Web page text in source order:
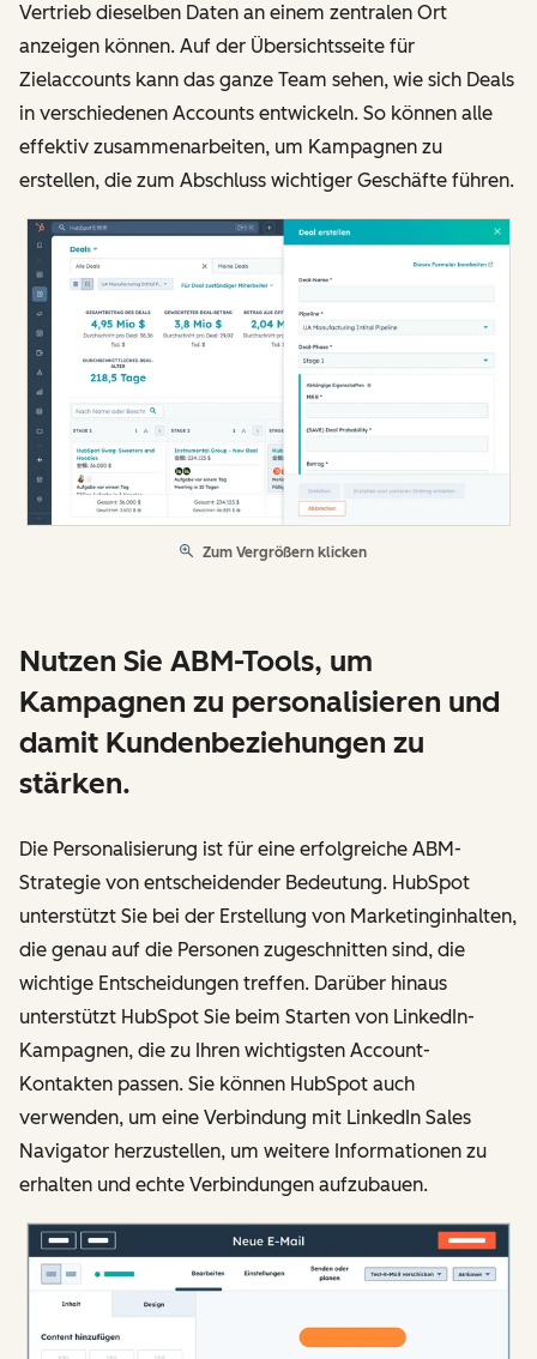
Vertrieb dieselben Daten an einem zentralen Ort
anzeigen können. Auf der Übersichtsseite für
Zielaccounts kann das ganze Team sehen, wie sich Deals
in verschiedenen Accounts entwickeln. So können alle
effektiv zusammenarbeiten, um Kampagnen zu
erstellen, die zum Abschluss wichtiger Geschäfte führen.
Zum Vergrößern klicken
Nutzen Sie ABM-Tools, um
Kampagnen zu personalisieren und
damit Kundenbeziehungen zu
stärken.
Die Personalisierung ist für eine erfolgreiche ABM-
Strategie von entscheidender Bedeutung. HubSpot
unterstützt Sie bei der Erstellung von Marketinginhalten,
die genau auf die Personen zugeschnitten sind, die
wichtige Entscheidungen treffen. Darüber hinaus
unterstützt HubSpot Sie beim Starten von LinkedIn-
Kampagnen, die zu Ihren wichtigsten Account-
Kontakten passen. Sie können HubSpot auch
verwenden, um eine Verbindung mit LinkedIn Sales
Navigator herzustellen, um weitere Informationen zu
erhalten und echte Verbindungen aufzubauen.